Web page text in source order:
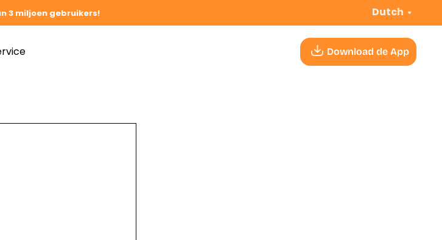
3 miljoen gebruikers! Dutch
Download de App